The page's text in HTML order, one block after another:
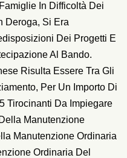
In Difficoltà Dei
Deroga, Si Era
Dei Progetti E
Al Bando.
Risulta Essere Tra Gli
Per Un Importo Di
Tirocinanti Da Impiegare
Manutenzione
Manutenzione Ordinaria
Ordinaria Del